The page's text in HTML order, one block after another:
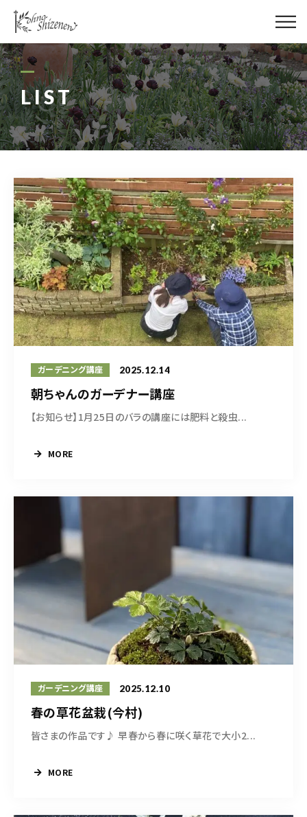
LIST
ガーデニング講座 2025.12.14
朝ちゃんのガーデナー講座
【お知らせ】1月25日のバラの講座には肥料と殺虫...
MORE
ガーデニング講座 2025.12.10
春の草花盆栽(今村)
皆さまの作品です♪ 早春から春に咲く草花で大小2...
MORE
メディア
街の緑化
造園施工
講座予約カレンダー
ネットショップ
YouTube
造園/施工専用HP
070-5587-2973
営業時間 10：00～16：00